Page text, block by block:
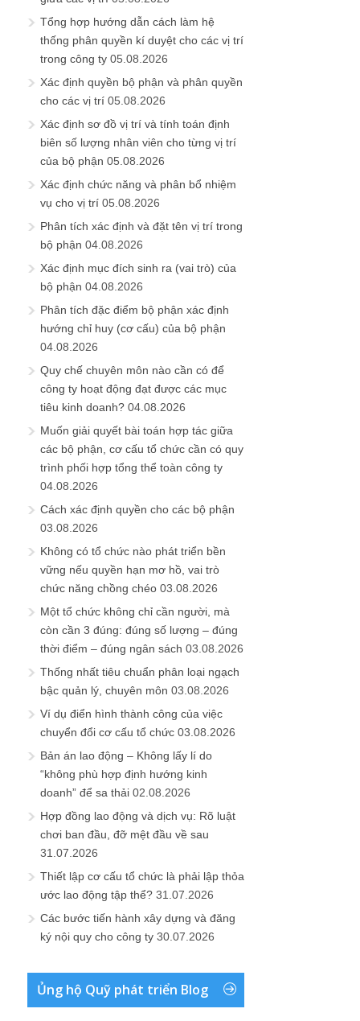
Tổng hợp hướng dẫn cách làm hệ
thống phân quyền kí duyệt cho các vị trí
trong công ty 05.08.2026
Xác định quyền bộ phận và phân quyền
cho các vị trí 05.08.2026
Xác định sơ đồ vị trí và tính toán định
biên số lượng nhân viên cho từng vị trí
của bộ phận 05.08.2026
Xác định chức năng và phân bổ nhiệm
vụ cho vị trí 05.08.2026
Phân tích xác định và đặt tên vị trí trong
bộ phận 04.08.2026
Xác định mục đích sinh ra (vai trò) của
bộ phận 04.08.2026
Phân tích đặc điểm bộ phận xác định
hướng chỉ huy (cơ cấu) của bộ phận
04.08.2026
Quy chế chuyên môn nào cần có để
công ty hoạt động đạt được các mục
tiêu kinh doanh? 04.08.2026
Muốn giải quyết bài toán hợp tác giữa
các bộ phận, cơ cấu tổ chức cần có quy
trình phối hợp tổng thể toàn công ty
04.08.2026
Cách xác định quyền cho các bộ phận
03.08.2026
Không có tổ chức nào phát triển bền
vững nếu quyền hạn mơ hồ, vai trò
chức năng chồng chéo 03.08.2026
Một tổ chức không chỉ cần người, mà
còn cần 3 đúng: đúng số lượng – đúng
thời điểm – đúng ngân sách 03.08.2026
Thống nhất tiêu chuẩn phân loại ngạch
bậc quản lý, chuyên môn 03.08.2026
Ví dụ điển hình thành công của việc
chuyển đổi cơ cấu tổ chức 03.08.2026
Bản án lao động – Không lấy lí do
“không phù hợp định hướng kinh
doanh” để sa thải 02.08.2026
Hợp đồng lao động và dịch vụ: Rõ luật
chơi ban đầu, đỡ mệt đầu về sau
31.07.2026
Thiết lập cơ cấu tổ chức là phải lập thỏa
ước lao động tập thể? 31.07.2026
Các bước tiến hành xây dựng và đăng
ký nội quy cho công ty 30.07.2026
Ủng hộ Quỹ phát triển Blog